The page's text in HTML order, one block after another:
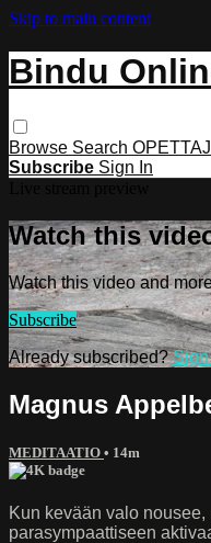
Skip to main content
Bindu
Browse Search
Subscribe Sign In
Watch this
Watch this video and
Subscribe
Already subscribed?
Magnus
MEDITAATIO • 14m
Kun kevään valo
parasympaattiseen